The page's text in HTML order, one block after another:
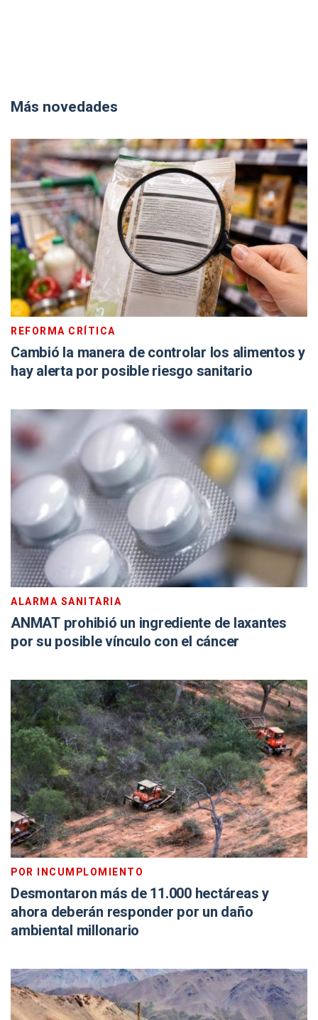
Más novedades
REFORMA CRÍTICA
Cambió la manera de controlar los alimentos y
hay alerta por posible riesgo sanitario
ALARMA SANITARIA
ANMAT prohibió un ingrediente de laxantes
por su posible vínculo con el cáncer
POR INCUMPLOMIENTO
Desmontaron más de 11.000 hectáreas y
ahora deberán responder por un daño
ambiental millonario